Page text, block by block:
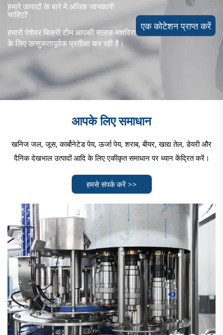
हमारे उत्पादों के बारे में अधिक जानकारी
चाहिए?
हमारी पेशेवर बिक्री टीम आपकी सलाह-मशविरा
के लिए उत्सुकतापूर्वक प्रतीक्षा कर रही है।
एक कोटेशन प्राप्त करें
आपके लिए समाधान
खनिज जल, जूस, कार्बोनेटेड पेय, ऊर्जा पेय, शराब, बीयर, खाद्य तेल, डेयरी और
दैनिक देखभाल उत्पादों आदि के लिए एकीकृत समाधान पर ध्यान केंद्रित करें।
हमसे संपर्क करें >>